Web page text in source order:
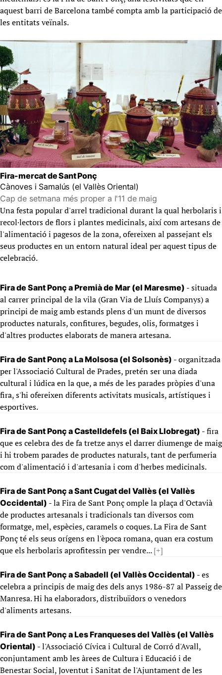
aquest barri de Barcelona també compta amb la participació de
les entitats veïnals.
Fira-mercat de Sant Ponç
Cànoves i Samalús (el Vallès Oriental)
Cap de setmana més proper a l'11 de maig
Una festa popular d'arrel tradicional durant la qual herbolaris i
recol·lectors de flors i plantes medicinals, així com artesans de
l'alimentació i pagesos de la zona, ofereixen al passejant els
seus productes en un entorn natural ideal per aquest tipus de
celebració.
Fira de Sant Ponç a Premià de Mar (el Maresme) - situada
al carrer principal de la vila (Gran Via de Lluís Companys) a
principi de maig amb estands plens d'un munt de diversos
productes naturals, confitures, begudes, olis, formatges i
d'altres productes elaborats de manera artesana.
Fira de Sant Ponç a La Molsosa (el Solsonès) - organitzada
per l'Associació Cultural de Prades, pretén ser una diada
cultural i lúdica en la que, a més de les parades pròpies d'una
fira, s'hi ofereixen diferents activitats musicals, artístiques i
esportives.
Fira de Sant Ponç a Castelldefels (el Baix Llobregat) - fira
que es celebra des de fa tretze anys el darrer diumenge de maig
i hi trobem parades de productes naturals, tant de perfumeria
com d'alimentació i d'artesania i com d'herbes medicinals.
Fira de Sant Ponç a Sant Cugat del Vallès (el Vallès
Occidental) - la Fira de Sant Ponç omple la plaça d'Octavià
de productes artesanals i tradicionals tan diversos com
formatge, mel, espècies, caramels o coques. La Fira de Sant
Ponç té els seus orígens en l'època romana, quan era costum
que els herbolaris aprofitessin per vendre...[+]
Fira de Sant Ponç a Sabadell (el Vallès Occidental) - es
celebra a principis de maig des dels anys 1986-87 al Passeig de
Manresa. Hi ha elaboradors, distribuïdors o venedors
d'aliments artesans.
Fira de Sant Ponç a Les Franqueses del Vallès (el Vallès
Oriental) - l'Associació Cívica i Cultural de Corró d'Avall,
conjuntament amb les àrees de Cultura i Educació i de
Benestar Social, Joventut i Sanitat de l'Ajuntament de les